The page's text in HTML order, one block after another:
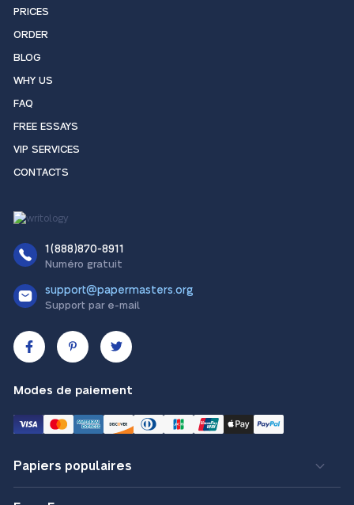
PRICES
ORDER
BLOG
WHY US
FAQ
FREE ESSAYS
VIP SERVICES
CONTACTS
1(888)870-8911
Numéro gratuit
support@papermasters.org
Support par e-mail
Modes de paiement
Papiers populaires